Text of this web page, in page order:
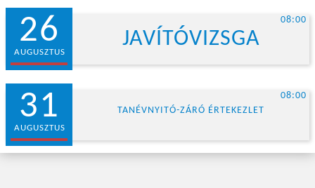
26
AUGUSZTUS
JAVÍTÓVIZSGA
08:00
31
AUGUSZTUS
TANÉVNYITÓ-ZÁRÓ ÉRTEKEZLET
08:00